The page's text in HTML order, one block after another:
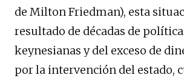
de Milton Friedman), esta
resultado de décadas de
keynesianas y del exceso de
por la intervención del estado,